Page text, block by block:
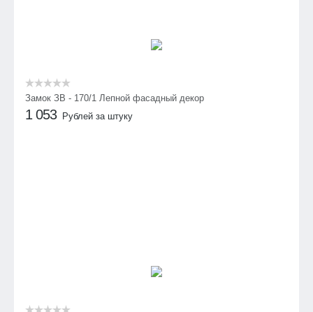
Замок ЗВ - 170/1 Лепной фасадный декор
1 053 Рублей за штуку